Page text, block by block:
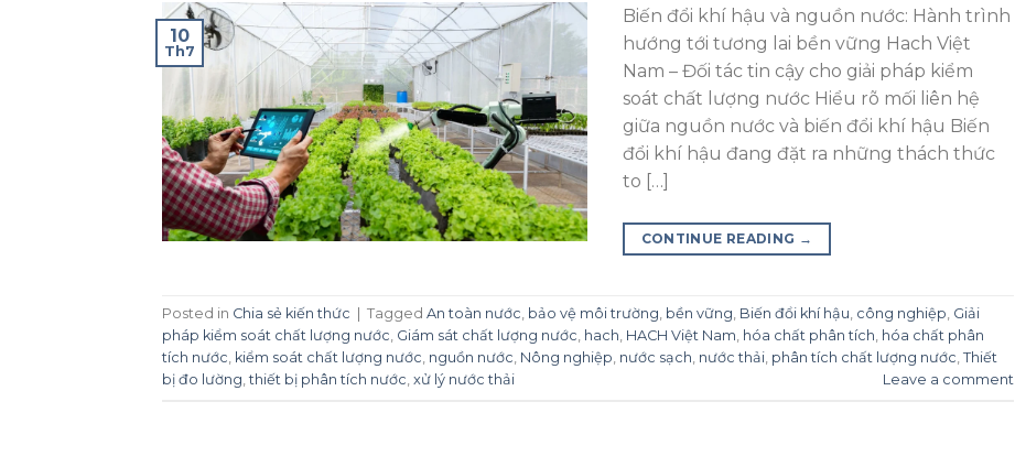
10
Th7
Biến đổi khí hậu và nguồn nước: Hành trình
hướng tới tương lai bền vững Hach Việt
Nam – Đối tác tin cậy cho giải pháp kiểm
soát chất lượng nước Hiểu rõ mối liên hệ
giữa nguồn nước và biến đổi khí hậu Biến
đổi khí hậu đang đặt ra những thách thức
to […]
CONTINUE READING →
Posted in Chia sẻ kiến thức Tagged An toàn nước, bảo vệ môi trường, bền vững, Biến đổi khí hậu, công nghiệp, Giải
pháp kiểm soát chất lượng nước, Giám sát chất lượng nước, hach, HACH Việt Nam, hóa chất phân tích, hóa chất phân
tích nước, kiểm soát chất lượng nước, nguồn nước, Nông nghiệp, nước sạch, nước thải, phân tích chất lượng nước, Thiết
bị đo lường,thiết bị phân tích nước, xử lý nước thải Leave a comment